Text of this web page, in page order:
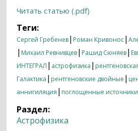
Читать статью (.pdf)
Теги:
Сергей Гребенев| Роман Кривонос|
| Михаил Ревнивцев| Рашид Сюняев|
ИНТЕГРАЛ | астрофизика |
Галактика | рентгеновские двойные |
аннигиляция | поглощенные источники
Раздел:
Астрофизика